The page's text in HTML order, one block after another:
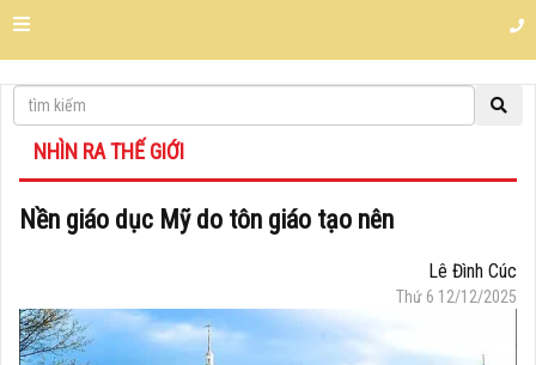
NHÌN RA THẾ GIỚI
Nền giáo dục Mỹ do tôn giáo tạo nên
Lê Đình Cúc
Thứ 6 12/12/2025